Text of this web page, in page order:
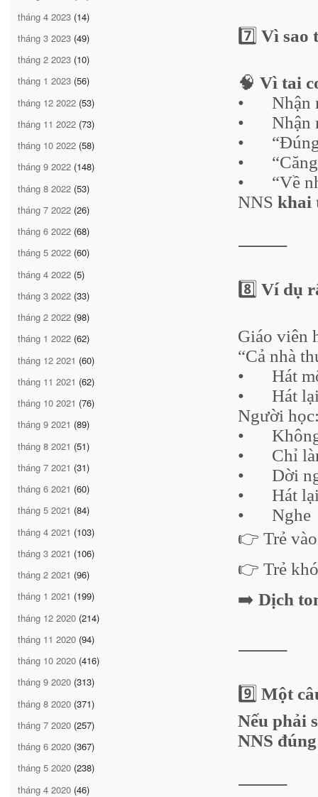
tháng 4 2023 (14)
tháng 3 2023 (49)
tháng 2 2023 (10)
tháng 1 2023 (56)
tháng 12 2022 (53)
tháng 11 2022 (73)
tháng 10 2022 (58)
tháng 9 2022 (148)
tháng 8 2022 (53)
tháng 7 2022 (26)
tháng 6 2022 (68)
tháng 5 2022 (60)
tháng 4 2022 (5)
tháng 3 2022 (33)
tháng 2 2022 (98)
tháng 1 2022 (62)
tháng 12 2021 (60)
tháng 11 2021 (62)
tháng 10 2021 (76)
tháng 9 2021 (89)
tháng 8 2021 (51)
tháng 7 2021 (31)
tháng 6 2021 (60)
tháng 5 2021 (84)
tháng 4 2021 (103)
tháng 3 2021 (106)
tháng 2 2021 (96)
tháng 1 2021 (199)
tháng 12 2020 (214)
tháng 11 2020 (94)
tháng 10 2020 (416)
tháng 9 2020 (313)
tháng 8 2020 (371)
tháng 7 2020 (257)
tháng 6 2020 (367)
tháng 5 2020 (238)
tháng 4 2020 (46)
7️⃣ Vì sao
🧠 Vì tai
•
Nhận
•
Nhận
•
•
•
“Về
NNS khai
⸻
8️⃣ Ví dụ
Giáo viên
“Cả nhà
•
Hát
•
Hát
Người
•
•
Chỉ
•
Dời
•
Hát
•
Nghe
👉 Trẻ
👉 Trẻ
➡️ Dịch
⸻
9️⃣ Một
Nếu phải
NNS
⸻